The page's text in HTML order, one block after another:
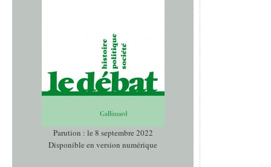
Parution : le 8 septembre 2022
Disponible en version numérique